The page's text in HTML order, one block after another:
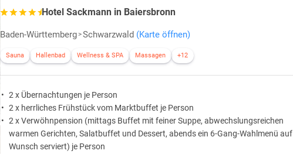
Hotel Sackmann in Baiersbronn
Baden-Württemberg Schwarzwald (Karte öffnen)
Sauna Hallenbad Wellness & SPA Massagen +12
2 x Übernachtungen je Person
2 x herrliches Frühstück vom Marktbuffet je Person
2 x Verwöhnpension (mittags Buffet mit feiner Suppe, abwechslungsreichen
warmen Gerichten, Salatbuffet und Dessert, abends ein 6-Gang-Wahlmenü auf
Wunsch serviert) je Person